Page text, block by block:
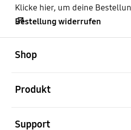
Klicke hier, um deine
Bestellung widerrufen
Shop
Produkt
Support